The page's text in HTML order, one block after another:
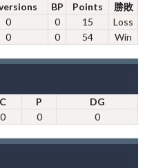
BP Points
勝敗
0 0 15
Loss
0 0 54 Win
C P
DG
0 0 0